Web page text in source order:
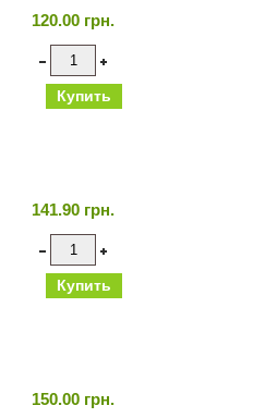
120.00 грн.
141.90 грн.
150.00 грн.